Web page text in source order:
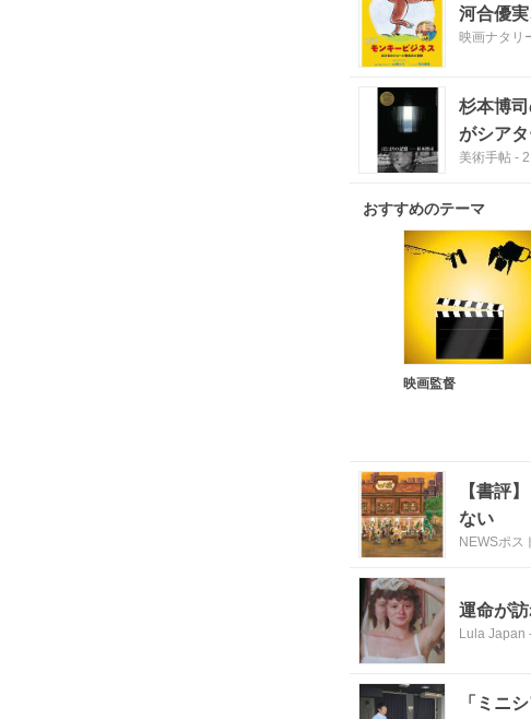
河合優
映画ナタリ
杉本博
がシア
美術手帖 -
おすすめのテーマ
映画監督
【書評
ない
NEWSポス
運命が
Lula Japan
「ミニ